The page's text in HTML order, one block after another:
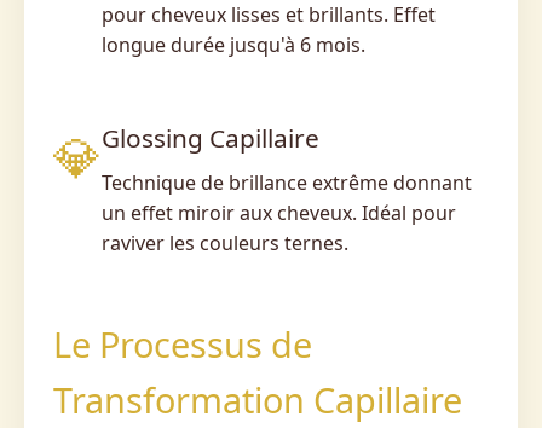
pour cheveux lisses et brillants. Effet
longue durée jusqu'à 6 mois.
💎Glossing Capillaire
Technique de brillance extrême donnant
un effet miroir aux cheveux. Idéal pour
raviver les couleurs ternes.
Le Processus de
Transformation Capillaire